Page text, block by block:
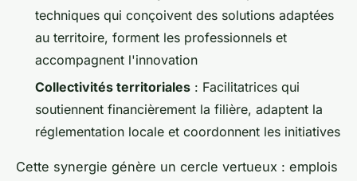
techniques qui conçoivent des solutions adaptées
au territoire, forment les professionnels et
accompagnent l'innovation
Collectivités territoriales : Facilitatrices qui
soutiennent financièrement la filière, adaptent la
réglementation locale et coordonnent les initiatives
Cette synergie génère un cercle vertueux : emplois